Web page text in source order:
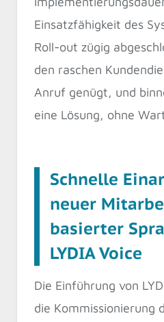
Einsatzfähigkeit des
Roll-out zügig
den raschen
Anruf genügt, und
eine Lösung, ohne
Schnelle
neuer
basierter
LYDIA Voice
Die Einführung von
die Kommissionierung